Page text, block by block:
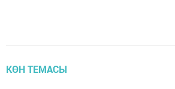
КӨН ТЕМАСЫ